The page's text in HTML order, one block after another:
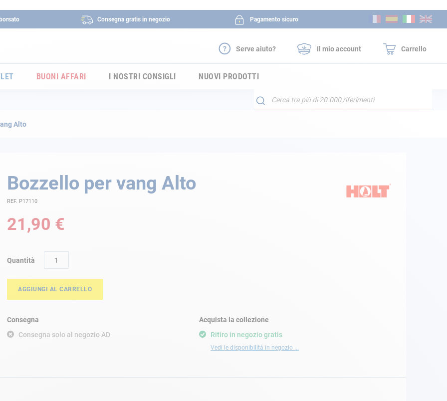
Consegna gratis in negozio Pagamento sicuro
al
Serve aiuto? Il mio account Carrello
BUONI AFFARI I NOSTRI CONSIGLI NUOVI PRODOTTI
Search
Alto
Bozzello per vang Alto
REF. P17110
21,90 €
Quantità
AGGIUNGI AL CARRELLO
Consegna
Consegna solo al negozio AD
Ritiro in negozio gratis
Vedi le disponibilità in negozio ...
Acquista la collezione